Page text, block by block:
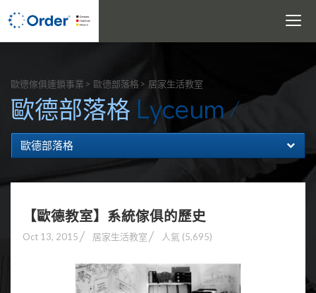
Toggle
歐德傢俱連鎖事業 歐德部落格 居家生活教室
歐德部落格 Lyceum
歐德部落格
【歐德教室】系統傢俱的歷史
Oct 13, 2015 居家生活教室 人氣 (5,695)